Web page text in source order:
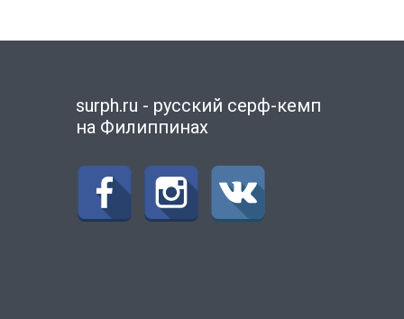
surph.ru - русский серф-кемп
на Филиппинах